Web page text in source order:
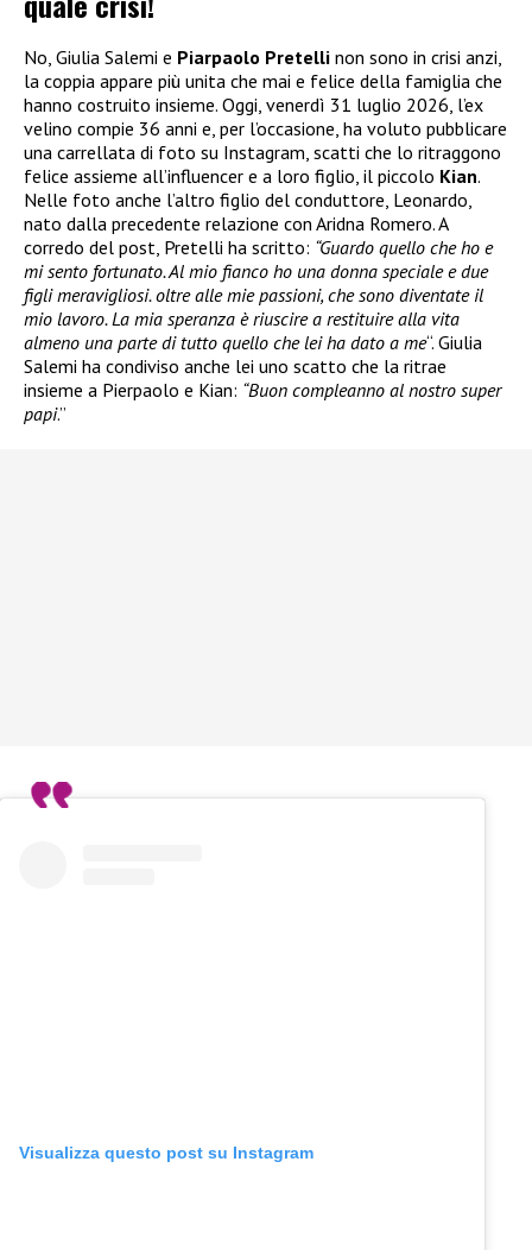
No, Giulia Salemi e Piarpaolo Pretelli non sono in crisi anzi,
la coppia appare più unita che mai e felice della famiglia che
hanno costruito insieme. Oggi, venerdì 31 luglio 2026, l’ex
velino compie 36 anni e, per l’occasione, ha voluto pubblicare
una carrellata di foto su Instagram, scatti che lo ritraggono
felice assieme all’influencer e a loro figlio, il piccolo Kian.
Nelle foto anche l’altro figlio del conduttore, Leonardo,
nato dalla precedente relazione con Aridna Romero. A
corredo del post, Pretelli ha scritto: “Guardo quello che ho e
mi sento fortunato. Al mio fianco ho una donna speciale e due
figli meravigliosi. oltre alle mie passioni, che sono diventate il
mio lavoro. La mia speranza è riuscire a restituire alla vita
almeno una parte di tutto quello che lei ha dato a me“. Giulia
Salemi ha condiviso anche lei uno scatto che la ritrae
insieme a Pierpaolo e Kian: “Buon compleanno al nostro super
papi.”
Visualizza questo post su Instagram